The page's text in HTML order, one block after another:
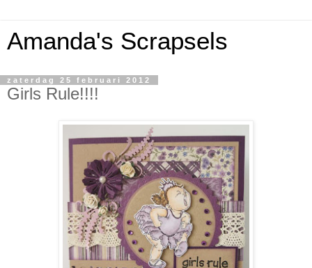
Amanda's Scrapsels
zaterdag 25 februari 2012
Girls Rule!!!!